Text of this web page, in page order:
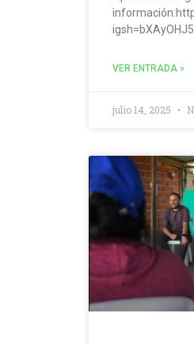
VER ENTRADA »
julio 14, 2025